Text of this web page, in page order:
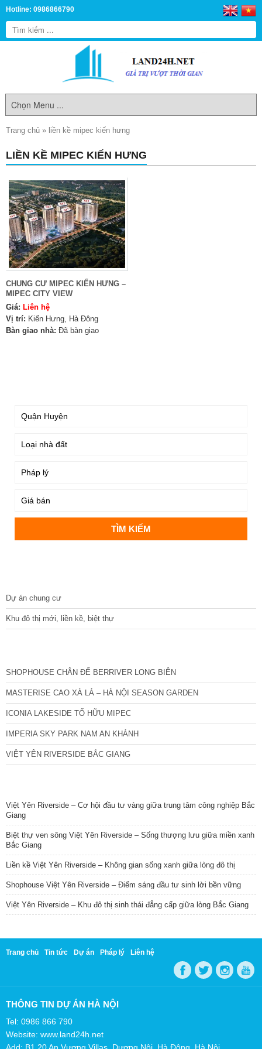
Hotline: 0986866790
Trang chủ » liền kề mipec kiến hưng
LIỀN KỀ MIPEC KIẾN HƯNG
CHUNG CƯ MIPEC KIẾN HƯNG –
MIPEC CITY VIEW
Giá: Liên hệ
Vị trí: Kiến Hưng, Hà Đông
Bàn giao nhà: Đã bàn giao
Dự án chung cư
Khu đô thị mới, liền kề, biệt thự
SHOPHOUSE CHÂN ĐẾ BERRIVER LONG BIÊN
MASTERISE CAO XÀ LÁ – HÀ NỘI SEASON GARDEN
ICONIA LAKESIDE TỐ HỮU MIPEC
IMPERIA SKY PARK NAM AN KHÁNH
VIỆT YÊN RIVERSIDE BẮC GIANG
Việt Yên Riverside – Cơ hội đầu tư vàng giữa trung tâm công nghiệp Bắc
Giang
Biệt thự ven sông Việt Yên Riverside – Sống thượng lưu giữa miền xanh
Bắc Giang
Liền kề Việt Yên Riverside – Không gian sống xanh giữa lòng đô thị
Shophouse Việt Yên Riverside – Điểm sáng đầu tư sinh lời bền vững
Việt Yên Riverside – Khu đô thị sinh thái đẳng cấp giữa lòng Bắc Giang
Trang chủ Tin tức Dự án Pháp lý Liên hệ
THÔNG TIN DỰ ÁN HÀ NỘI
Tel: 0986 866 790
Website: www.land24h.net